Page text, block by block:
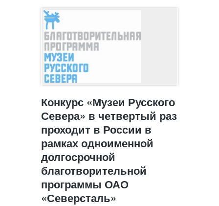
Конкурс «Музеи Русского
Севера» в четвертый раз
проходит в России в
рамках одноименной
долгосрочной
благотворительной
программы ОАО
«Северсталь»